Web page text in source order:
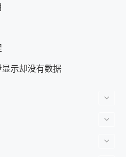
示却没有数据